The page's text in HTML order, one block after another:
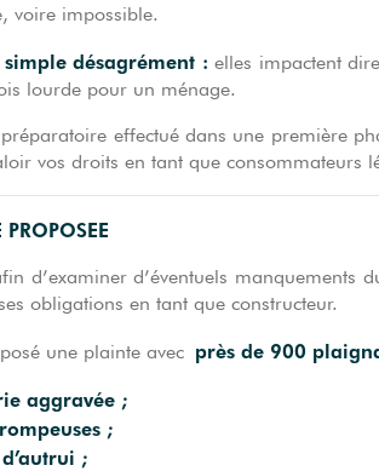
voire impossible.
simple désagrément :elles impactent
lourde pour un ménage.
effectué dans une première
vos droits en tant que consommateurs
d’examiner d’éventuels manquements
obligations en tant que constructeur.
une plainte avec près de 900
aggravée ;
;
d’autrui ;